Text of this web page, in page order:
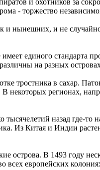
- торжество
нынешних, и не
единого стандарта
на разных
тростника в сахар.
некоторых регионах,
назад где-
Из Китая и Индии
острова. В 1493 году
европейских